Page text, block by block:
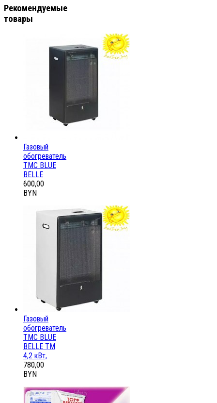
Рекомендуемые
товары
Газовый
обогреватель
ТМС BLUE
BELLE
600,00
BYN
Газовый
обогреватель
ТМС BLUE
BELLE ТМ
4,2 кВт,
780,00
BYN